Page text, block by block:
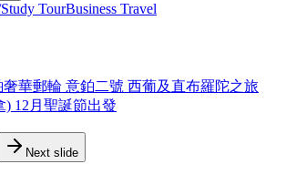
TourBusiness Travel
奢華郵輪 意鉑二號 西葡及直布羅陀之旅
12月聖誕節出發
Next slide